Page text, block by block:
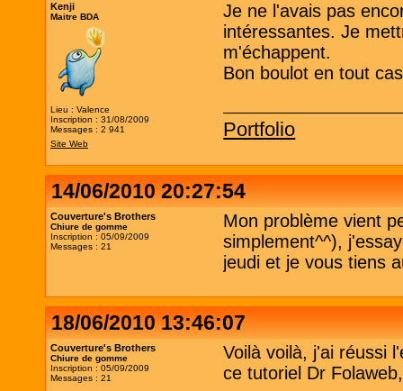
Kenji
Maitre BDA
Lieu : Valence
Inscription : 31/08/2009
Messages : 2 941
Site Web
Je ne l'avais pas
intéressantes. Je
m'échappent.
Bon boulot en tout
Portfolio
14/06/2010 20:27:54
Couverture's Brothers
Chiure de gomme
Inscription : 05/09/2009
Messages : 21
Mon problème vient
simplement^^),
jeudi et je vous tiens
18/06/2010 13:46:07
Couverture's Brothers
Chiure de gomme
Inscription : 05/09/2009
Messages : 21
Voilà voilà, j'ai réussi
ce tutoriel Dr